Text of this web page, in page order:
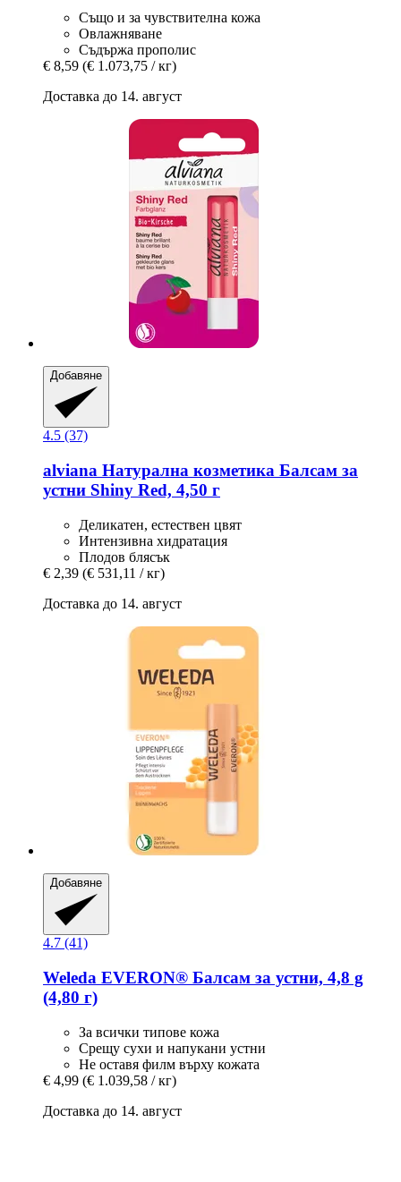
Също и за чувствителна кожа
Овлажняване
Съдържа прополис
€ 8,59 (€ 1.073,75 / кг)
Доставка до 14. август
Добавяне
4.5 (37)
alviana Натурална козметика Балсам за
устни Shiny Red, 4,50 г
Деликатен, естествен цвят
Интензивна хидратация
Плодов блясък
€ 2,39 (€ 531,11 / кг)
Доставка до 14. август
Добавяне
4.7 (41)
Weleda EVERON® Балсам за устни, 4,8 g
(4,80 г)
За всички типове кожа
Срещу сухи и напукани устни
Не оставя филм върху кожата
€ 4,99 (€ 1.039,58 / кг)
Доставка до 14. август